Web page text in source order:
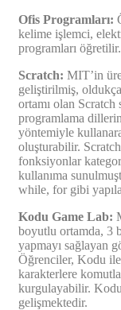
Ofis Programları:
kelime işlemci,
programları öğretilir.
Scratch: MIT’in
geliştirilmiş,
ortamı olan Scratch
programlama
yöntemiyle
oluşturabilir.
fonksiyonlar
kullanıma
while, for gibi
Kodu Game Lab:
boyutlu ortamda, 3
yapmayı sağlayan
Öğrenciler, Kodu
karakterlere
kurgulayabilir.
gelişmektedir.